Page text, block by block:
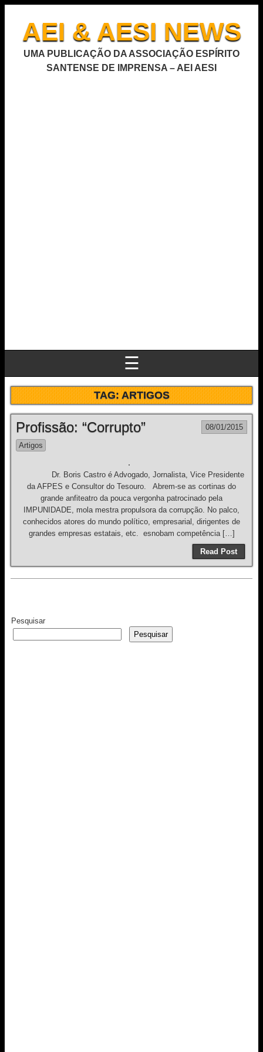
AEI & AESI NEWS
UMA PUBLICAÇÃO DA ASSOCIAÇÃO ESPÍRITO
SANTENSE DE IMPRENSA – AEI AESI
☰
TAG:ARTIGOS
Profissão: “Corrupto” 08/01/2015
Artigos
Dr. Boris Castro é Advogado, Jornalista, Vice Presidente
da AFPES e Consultor do Tesouro. Abrem-se as cortinas do
grande anfiteatro da pouca vergonha patrocinado pela
IMPUNIDADE, mola mestra propulsora da corrupção. No palco,
conhecidos atores do mundo político, empresarial, dirigentes de
grandes empresas estatais, etc. esnobam competência […]
Read Post
Pesquisar
Pesquisar